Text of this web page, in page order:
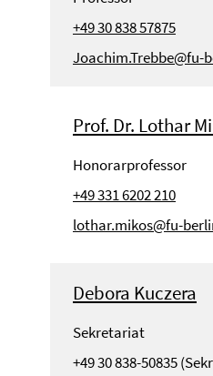
+49 30 838 57875
Joachim.Trebbe@fu-
Prof. Dr. Lothar
Honorarprofessor
+49 331 6202 210
lothar.mikos@fu-
Debora Kuczera
Sekretariat
+49 30 838-50835